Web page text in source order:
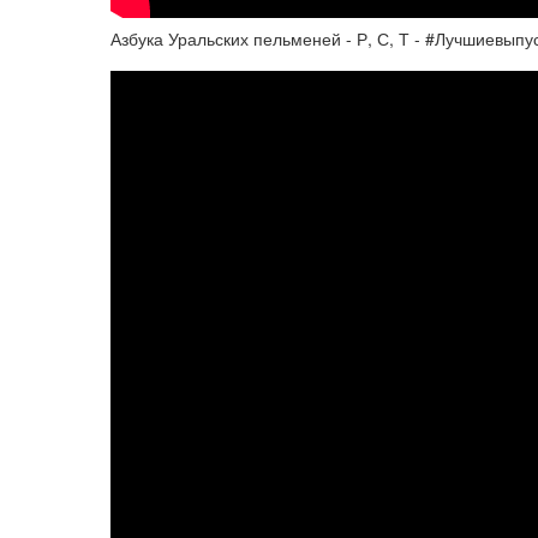
Азбука Уральских пельменей - Р, С, Т -